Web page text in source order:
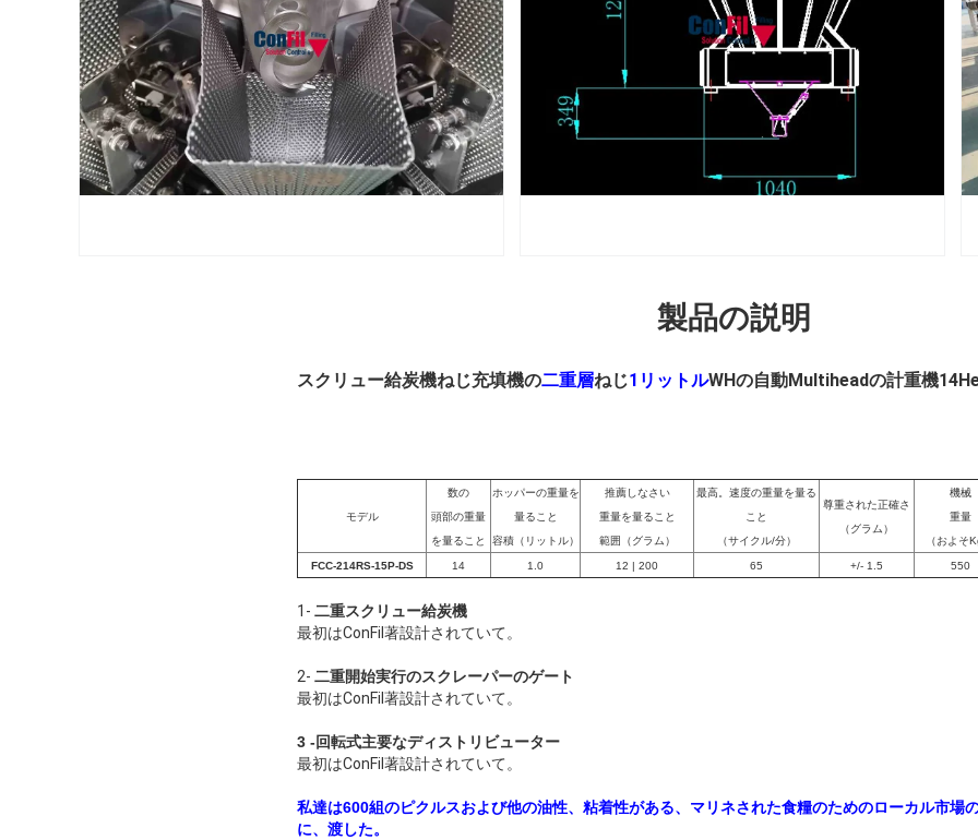
製品の説明
スクリュー給炭機ねじ充填機の二重層ねじ1リットルWHの自動Multiheadの計重機
モデル
数の
頭部の重量
を量ること
ホッパーの重量を
量ること
容積（リットル）
推薦しなさい
重量を量ること
範囲（グラム）
最高。速度の重量を量る
こと
（サイクル/分）
尊重された正確さ
（グラム）
機械
重量
（およそ
FCC-214RS-15P-DS 14 1.0 12 | 200 65 +/- 1.5 550
1- 二重スクリュー給炭機
最初はConFil著設計されていて。
2- 二重開始実行のスクレーパーのゲート
最初はConFil著設計されていて。
3 -回転式主要なディストリビューター
最初はConFil著設計されていて。
私達は600組のピクルスおよび他の油性、粘着性がある、マリネされた食糧のためのローカル市場
に、 渡した。